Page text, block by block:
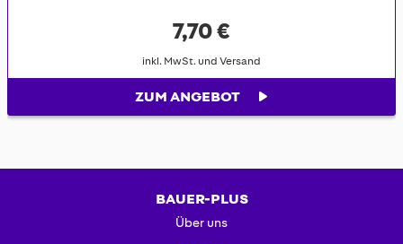
7,70 €
inkl. MwSt. und Versand
ZUM ANGEBOT
BAUER-PLUS
Über uns